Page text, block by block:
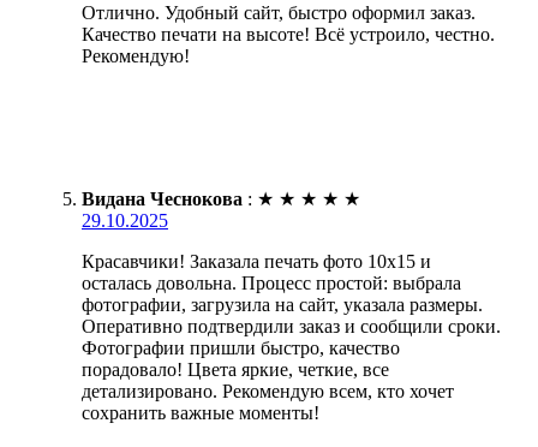
Отлично. Удобный сайт, быстро оформил заказ.
Качество печати на высоте! Всё устроило, честно.
Рекомендую!
Видана Чеснокова : ★ ★ ★ ★ ★
29.10.2025
Красавчики! Заказала печать фото 10х15 и
осталась довольна. Процесс простой: выбрала
фотографии, загрузила на сайт, указала размеры.
Оперативно подтвердили заказ и сообщили сроки.
Фотографии пришли быстро, качество
порадовало! Цвета яркие, четкие, все
детализировано. Рекомендую всем, кто хочет
сохранить важные моменты!